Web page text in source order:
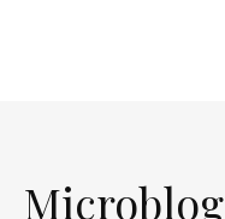
Microblog